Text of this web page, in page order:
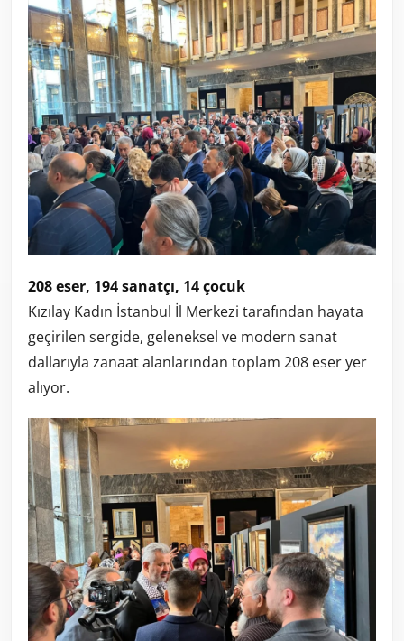
208 eser, 194 sanatçı, 14 çocuk
Kızılay Kadın İstanbul İl Merkezi tarafından hayata
geçirilen sergide, geleneksel ve modern sanat
dallarıyla zanaat alanlarından toplam 208 eser yer
alıyor.